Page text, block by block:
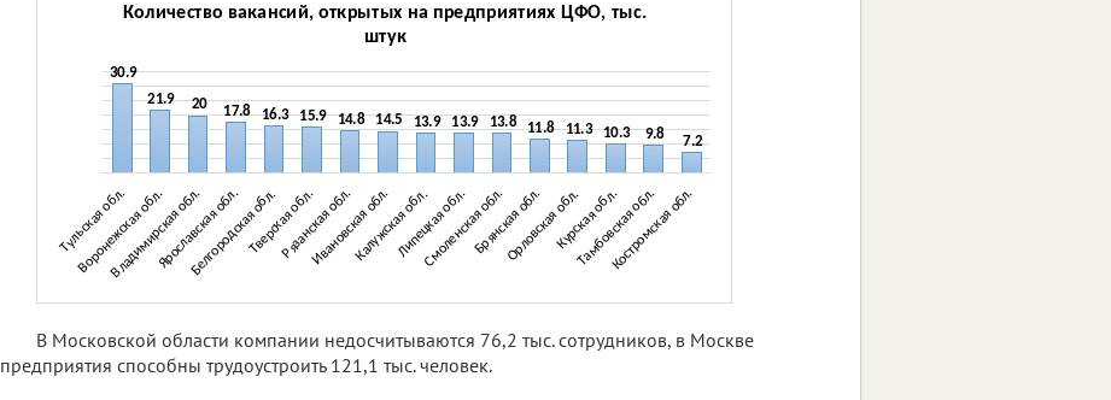
В Московской области компании недосчитываются 76,2 тыс. сотрудников, в Москве
предприятия способны трудоустроить 121,1 тыс. человек.